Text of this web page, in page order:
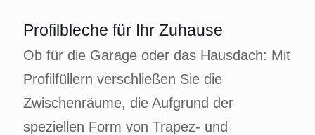
Profilbleche für Ihr Zuhause
Ob für die Garage oder das Hausdach: Mit
Profilfüllern verschließen Sie die
Zwischenräume, die Aufgrund der
speziellen Form von Trapez- und